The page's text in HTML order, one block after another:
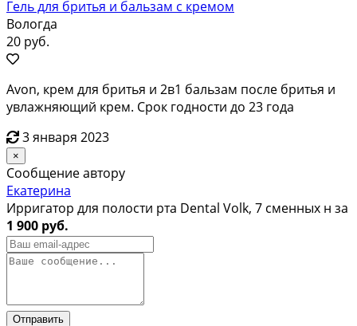
Гель для бритья и бальзам с кремом
Вологда
20 руб.
Avon, крем для бритья и 2в1 бальзам после бритья и
увлажняющий крем. Срок годности до 23 года
3 января 2023
×
Сообщение автору
Екатерина
Ирригатор для полости рта Dental Volk, 7 сменных н за
1 900 руб.
Отправить